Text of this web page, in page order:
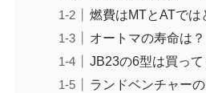
燃費はMTとATでは
オートマの寿命は？
JB23の6型は買っ
ランドベンチャー